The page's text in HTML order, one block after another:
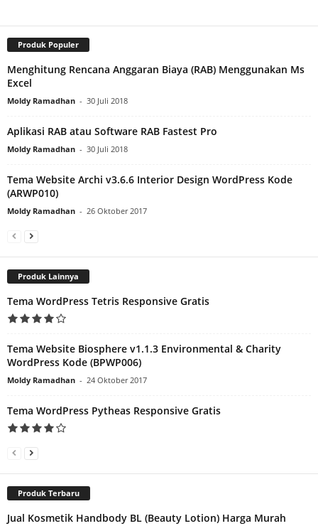
Produk Populer
Menghitung Rencana Anggaran Biaya (RAB) Menggunakan Ms
Excel
Moldy Ramadhan - 30 Juli 2018
Aplikasi RAB atau Software RAB Fastest Pro
Moldy Ramadhan - 30 Juli 2018
Tema Website Archi v3.6.6 Interior Design WordPress Kode
(ARWP010)
Moldy Ramadhan - 26 Oktober 2017
Produk Lainnya
Tema WordPress Tetris Responsive Gratis
Tema Website Biosphere v1.1.3 Environmental & Charity
WordPress Kode (BPWP006)
Moldy Ramadhan - 24 Oktober 2017
Tema WordPress Pytheas Responsive Gratis
Produk Terbaru
Jual Kosmetik Handbody BL (Beauty Lotion) Harga Murah